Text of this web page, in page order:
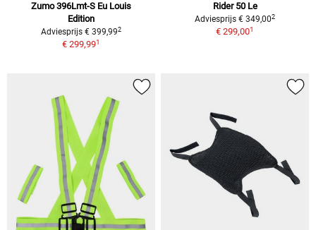
Zumo 396Lmt-S Eu Louis
Edition
Adviesprijs € 399,992
€ 299,991
Rider 50 Le
Adviesprijs € 349,002
€ 299,001